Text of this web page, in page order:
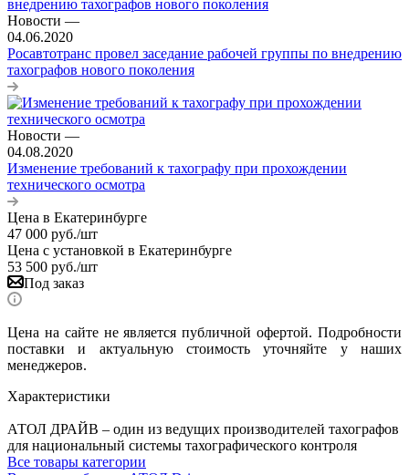
Новости —
04.06.2020
Росавтотранс провел заседание рабочей группы по внедрению
тахографов нового поколения
Новости —
04.08.2020
Изменение требований к тахографу при прохождении
технического осмотра
Цена в Екатеринбурге
47 000 руб./шт
Цена с установкой в Екатеринбурге
53 500 руб./шт
Под заказ
Цена на сайте не является публичной офертой. Подробности
поставки и актуальную стоимость уточняйте у наших
менеджеров.
Характеристики
АТОЛ ДРАЙВ – один из ведущих производителей тахографов
для национальный системы тахографического контроля
Все товары категории